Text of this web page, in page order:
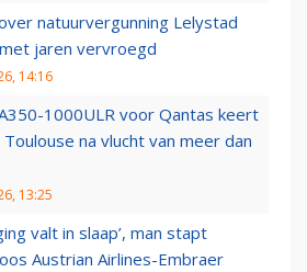
natuurvergunning Lelystad
jaren vervroegd
14:16
1000ULR voor Qantas keert
na vlucht van meer dan
13:25
valt in slaap’, man stapt
Austrian Airlines-Embraer